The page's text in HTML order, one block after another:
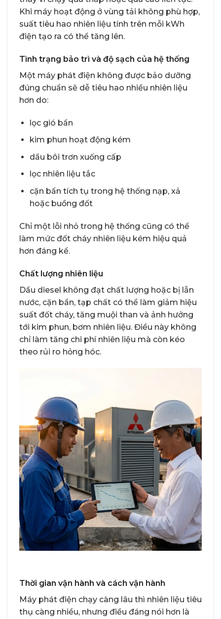
Khi máy hoạt động ở vùng tải không phù hợp,
suất tiêu hao nhiên liệu tính trên mỗi kWh
điện tạo ra có thể tăng lên.
Tình trạng bảo trì và độ sạch của hệ thống
Một máy phát điện không được bảo dưỡng
đúng chuẩn sẽ dễ tiêu hao nhiều nhiên liệu
hơn do:
lọc gió bẩn
kim phun hoạt động kém
dầu bôi trơn xuống cấp
lọc nhiên liệu tắc
cặn bẩn tích tụ trong hệ thống nạp, xả
hoặc buồng đốt
Chỉ một lỗi nhỏ trong hệ thống cũng có thể
làm mức đốt cháy nhiên liệu kém hiệu quả
hơn đáng kể.
Chất lượng nhiên liệu
Dầu diesel không đạt chất lượng hoặc bị lẫn
nước, cặn bẩn, tạp chất có thể làm giảm hiệu
suất đốt cháy, tăng muội than và ảnh hưởng
tới kim phun, bơm nhiên liệu. Điều này không
chỉ làm tăng chi phí nhiên liệu mà còn kéo
theo rủi ro hỏng hóc.
Thời gian vận hành và cách vận hành
Máy phát điện chạy càng lâu thì nhiên liệu tiêu
thụ càng nhiều, nhưng điều đáng nói hơn là